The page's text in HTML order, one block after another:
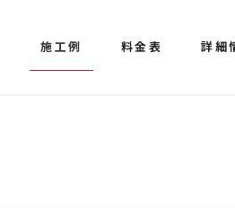
施工例 料金表 詳細